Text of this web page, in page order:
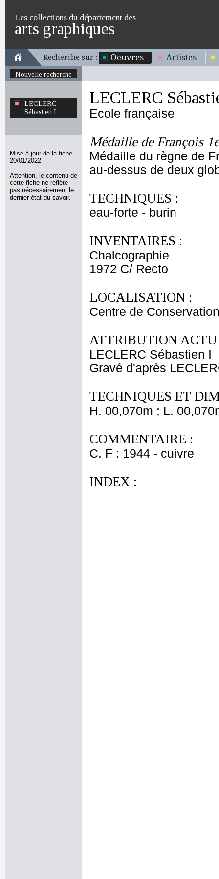
Les collections du département des
arts graphiques
Recherche sur : Oeuvres Artistes
Nouvelle recherche
LECLERC
Sébastien I
Mise à jour de la fiche
20/01/2022
Attention, le contenu de
cette fiche ne reflète
pas nécessairement le
dernier état du savoir.
LECLERC
Ecole française
Médaille de François
Médaille du règne de
au-dessus de deux
TECHNIQUES :
eau-forte - burin
INVENTAIRES :
Chalcographie
1972 C/ Recto
LOCALISATION :
Centre de
ATTRIBUTION
LECLERC Sébastien I
Gravé d'après
TECHNIQUES ET
H. 00,070m ; L.
COMMENTAIRE :
C. F : 1944 - cuivre
INDEX :